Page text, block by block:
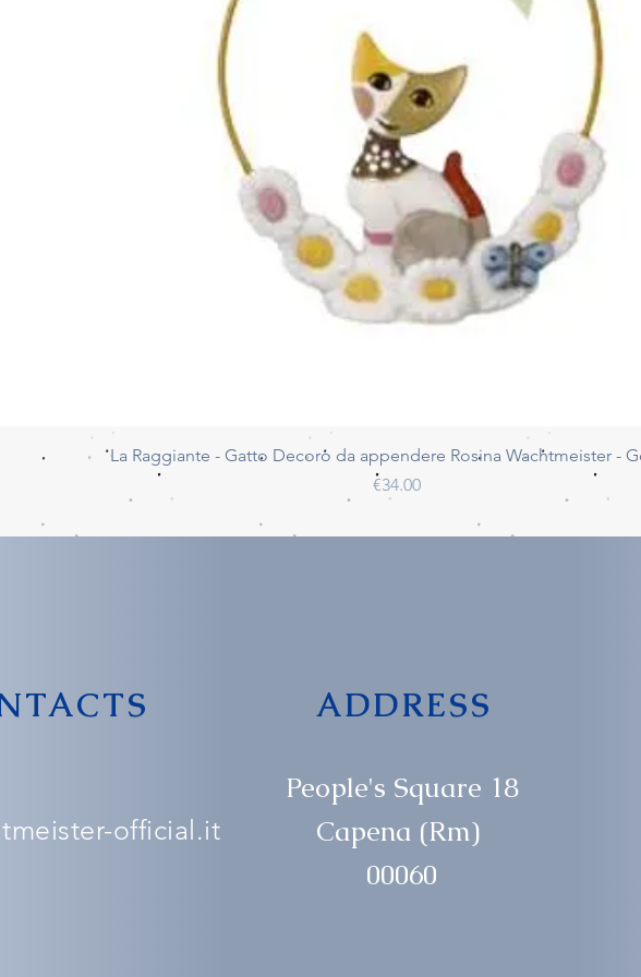
Quick View
La Raggiante - Gatto Decoro da appendere Rosina Wachtmeister -
Price
€34.00
official.it
ADDRESS
People's Square 18
Capena (Rm)
00060